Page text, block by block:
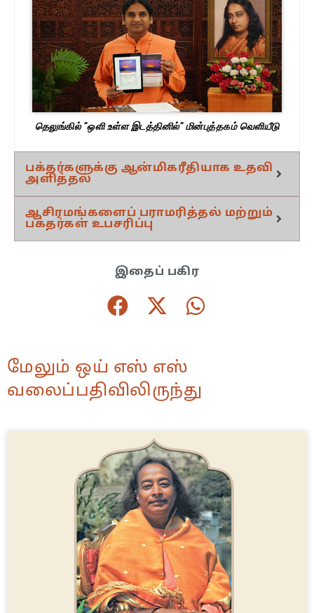
தெலுங்கில் "ஒளி உள்ள இடத்தினில்" மின்புத்தகம் வெளியீடு
பக்தர்களுக்கு ஆன்மிகரீதியாக உதவி
அளித்தல்
ஆசிரமங்களைப் பராமரித்தல் மற்றும்
பக்தர்கள் உபசரிப்பு
இதைப் பகிர
மேலும் ஒய் எஸ் எஸ்
வலைப்பதிவிலிருந்து